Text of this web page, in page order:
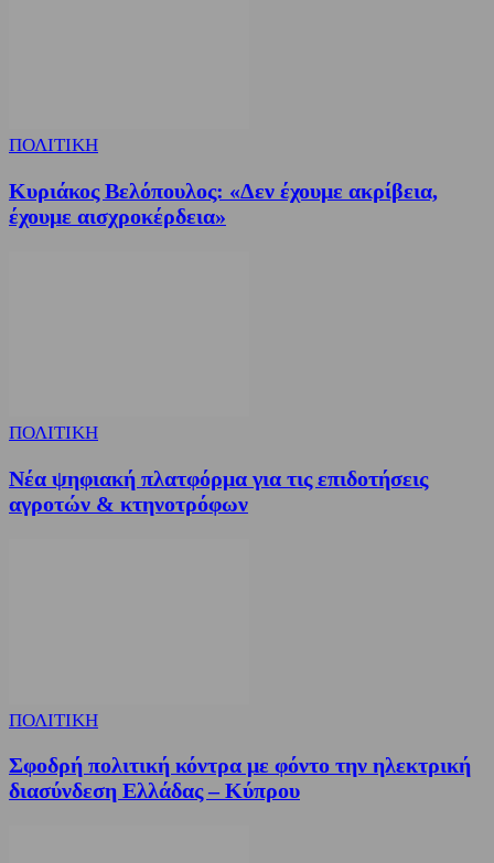
ΠΟΛΙΤΙΚΗ
Κυριάκος Βελόπουλος: «Δεν έχουμε ακρίβεια,
έχουμε αισχροκέρδεια»
ΠΟΛΙΤΙΚΗ
Νέα ψηφιακή πλατφόρμα για τις επιδοτήσεις
αγροτών & κτηνοτρόφων
ΠΟΛΙΤΙΚΗ
Σφοδρή πολιτική κόντρα με φόντο την ηλεκτρική
διασύνδεση Ελλάδας – Κύπρου